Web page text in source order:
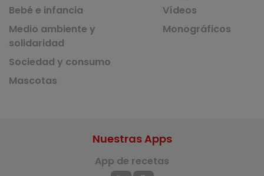
Bebé e infancia
Medio ambiente y
solidaridad
Sociedad y consumo
Mascotas
Vídeos
Monográficos
Nuestras Apps
App de recetas